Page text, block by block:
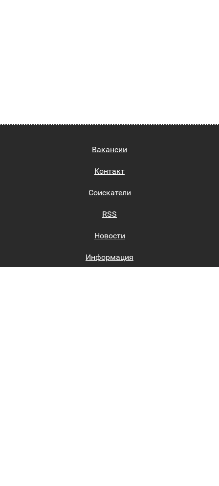
Вакансии
Контакт
Соискатели
RSS
Новости
Информация